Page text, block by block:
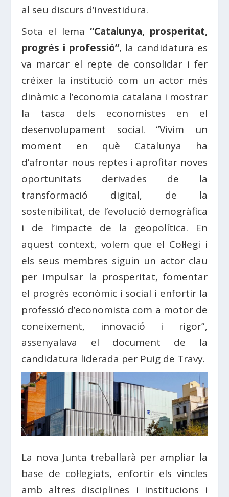
al seu discurs d’investidura.
Sota el lema “Catalunya, prosperitat,
progrés i professió”, la candidatura es
va marcar el repte de consolidar i fer
créixer la institució com un actor més
dinàmic a l’economia catalana i mostrar
la tasca dels economistes en el
desenvolupament social. “Vivim un
moment en què Catalunya ha
d’afrontar nous reptes i aprofitar noves
oportunitats derivades de la
transformació digital, de la
sostenibilitat, de l’evolució demogràfica
i de l’impacte de la geopolítica. En
aquest context, volem que el Col·legi i
els seus membres siguin un actor clau
per impulsar la prosperitat, fomentar
el progrés econòmic i social i enfortir la
professió d’economista com a motor de
coneixement, innovació i rigor”,
assenyalava el document de la
candidatura liderada per Puig de Travy.
La nova Junta treballarà per ampliar la
base de col·legiats, enfortir els vincles
amb altres disciplines i institucions i